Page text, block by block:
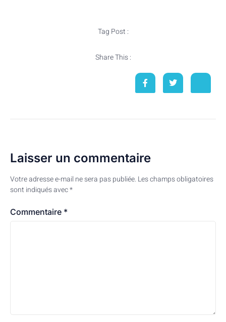
Tag Post :
Share This :
Laisser un commentaire
Votre adresse e-mail ne sera pas publiée.Les champs obligatoires
sont indiqués avec*
Commentaire *